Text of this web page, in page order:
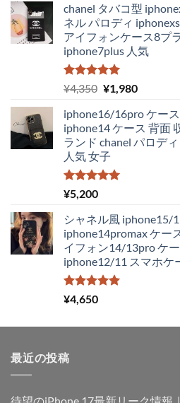
chanel タバコ型
ネル パロディ
アイフォンケース8プ
iphone7plus 人気
5段階中
5.00
の評価
¥4,350 元
価
格
は
¥4,350
で
¥1,980現
の
価
格
iphone16/16pro ケー
iphone14 ケース 背面
ランド chanel パロデ
人気 女子
5段階中
5.00
¥5,200
シャネル風 iphone15/
iphone14promax ケー
イフォン14/13pro ケ
iphone12/11 スマホケ
5段階中
5.00
¥4,650
最近の投稿
待望のiPhone 17最新リーク情報